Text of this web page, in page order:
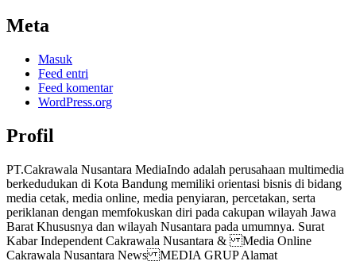
Meta
Masuk
Feed entri
Feed komentar
WordPress.org
Profil
PT.Cakrawala Nusantara MediaIndo adalah perusahaan multimedia
berkedudukan di Kota Bandung memiliki orientasi bisnis di bidang
media cetak, media online, media penyiaran, percetakan, serta
periklanan dengan memfokuskan diri pada cakupan wilayah Jawa
Barat Khususnya dan wilayah Nusantara pada umumnya. Surat
Kabar Independent Cakrawala Nusantara & Media Online
Cakrawala Nusantara News MEDIA GRUP Alamat